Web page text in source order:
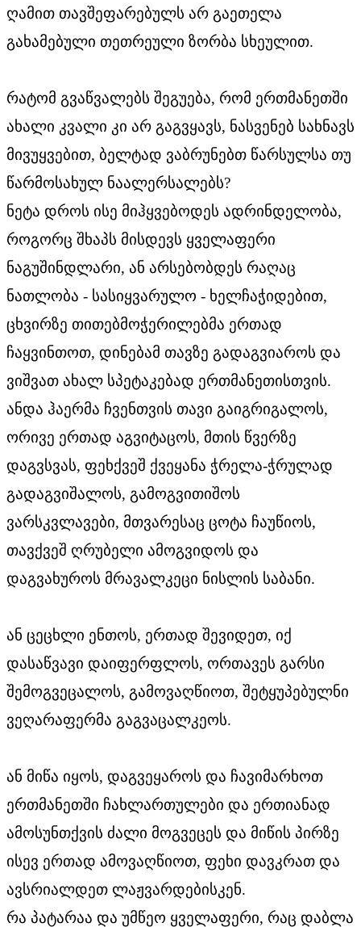
ღამით თავშეფარებულს არ გაეთელა
გახამებული თეთრეული ზორბა სხეულით.
რატომ გვაწვალებს შეგუება, რომ ერთმანეთში
ახალი კვალი კი არ გაგვყავს, ნასვენებ სახნავს
მივუყვებით, ბელტად ვაბრუნებთ წარსულსა თუ
წარმოსახულ ნაალერსალებს?
ნეტა დროს ისე მიჰყვებოდეს ადრინდელობა,
როგორც შხაპს მისდევს ყველაფერი
ნაგუშინდლარი, ან არსებობდეს რაღაც
ნათლობა - სასიყვარულო - ხელჩაჭიდებით,
ცხვირზე თითებმოჭერილებმა ერთად
ჩაყვინთოთ, დინებამ თავზე გადაგვიაროს და
ვიშვათ ახალ სპეტაკებად ერთმანეთისთვის.
ანდა ჰაერმა ჩვენთვის თავი გაიგრიგალოს,
ორივე ერთად აგვიტაცოს, მთის წვერზე
დაგვსვას, ფეხქვეშ ქვეყანა ჭრელა-ჭრულად
გადაგვიშალოს, გამოგვითიშოს
ვარსკვლავები, მთვარესაც ცოტა ჩაუწიოს,
თავქვეშ ღრუბელი ამოგვიდოს და
დაგვახუროს მრავალკეცი ნისლის საბანი.
ან ცეცხლი ენთოს, ერთად შევიდეთ, იქ
დასაწვავი დაიფერფლოს, ორთავეს გარსი
შემოგვეცალოს, გამოვაღწიოთ, შეტყუპებულნი
ვეღარაფერმა გაგვაცალკეოს.
ან მიწა იყოს, დაგვეყაროს და ჩავიმარხოთ
ერთმანეთში ჩახლართულები და ერთიანად
ამოსუნთქვის ძალი მოგვეცეს და მიწის პირზე
ისევ ერთად ამოვაღწიოთ, ფეხი დავკრათ და
ავსრიალდეთ ლაჟვარდებისკენ.
რა პატარაა და უმწეო ყველაფერი, რაც დაბლა